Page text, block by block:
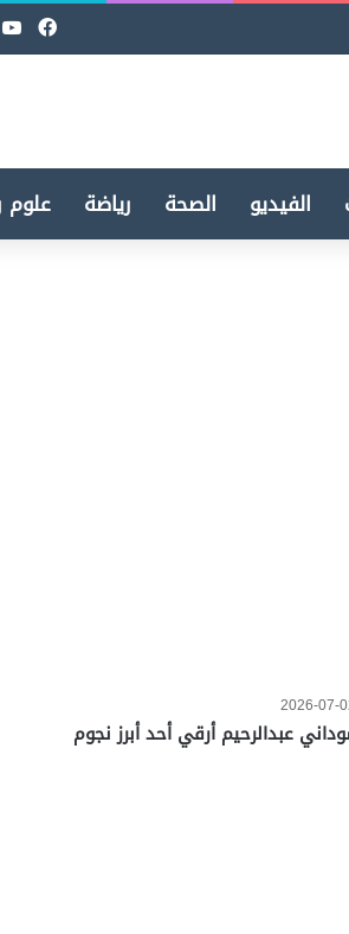
الفيديو الصحة رياضة علوم
2026-07-
عبدالرحيم أرقي أحد أبرز نجوم